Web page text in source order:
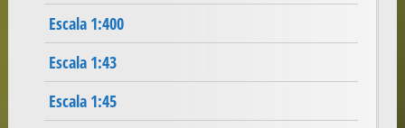
Escala 1:400
Escala 1:43
Escala 1:45